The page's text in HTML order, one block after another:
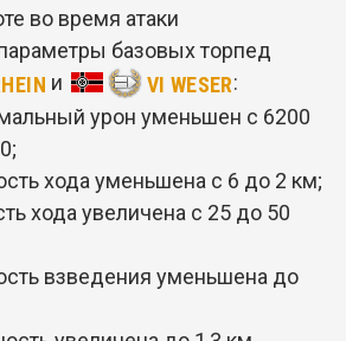
во время атаки
базовых торпед
и VI WESER:
урон уменьшен с 6200
хода уменьшена с 6 до 2 км;
хода увеличена с 25 до 50
взведения уменьшена до